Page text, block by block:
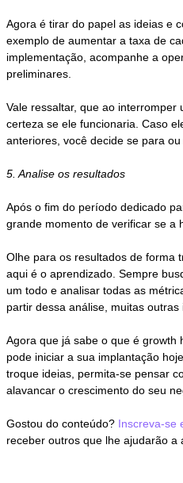
Agora é tirar do papel as ideias e
exemplo de aumentar a taxa de
implementação, acompanhe a
preliminares.
Vale ressaltar, que ao
certeza se ele funcionaria. Caso
anteriores, você decide se para ou
5. Analise os resultados
Após o fim do período dedicado
grande momento de verificar se a
Olhe para os resultados de forma
aqui é o aprendizado. Sempre
um todo e analisar todas as
partir dessa análise, muitas outras
Agora que já sabe o que é growth
pode iniciar a sua implantação
troque ideias, permita-se pensar
alavancar o crescimento do seu
Gostou do conteúdo? Inscreva-se
receber outros que lhe ajudarão a